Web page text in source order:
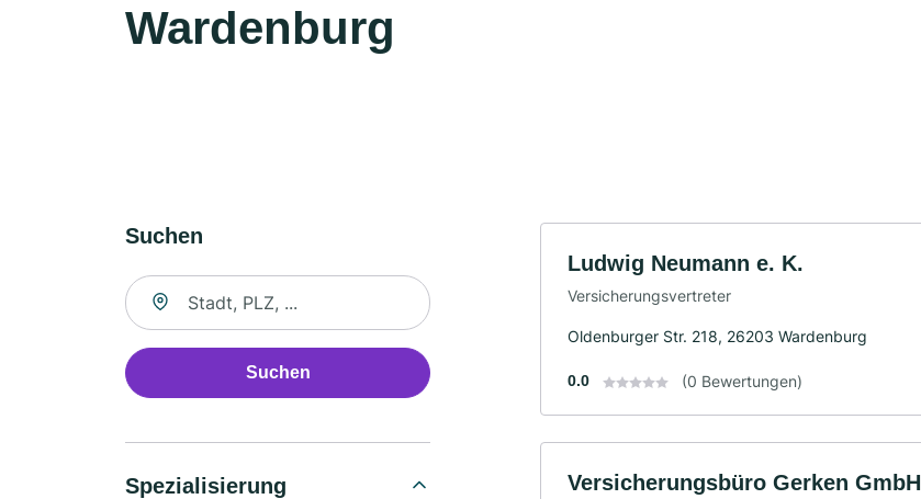
Wardenburg
Suchen
Suche nach Ort
Suchen
Spezialisierung
Ludwig Neumann e. K.
Versicherungsvertreter
Oldenburger Str. 218, 26203 Wardenburg
0.0 (0 Bewertungen)
Versicherungsbüro Gerken GmbH